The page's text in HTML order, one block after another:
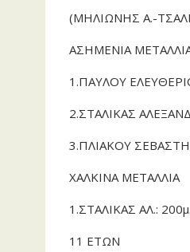
(ΜΗΛΙΩΝΗΣ Α.-
ΑΣΗΜΕΝΙΑ
1.ΠΑΥΛΟΥ
2.ΣΤΑΛΙΚΑΣ
3.ΠΛΙΑΚΟΥ
ΧΑΛΚΙΝΑ ΜΕΤΑΛΛΙΑ
1.ΣΤΑΛΙΚΑΣ ΑΛ.:
11 ΕΤΩΝ